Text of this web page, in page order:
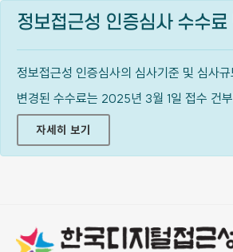
정보접근성 인증심사 수수료
정보접근성 인증심사의 심사기준 및 심사
변경된 수수료는 2025년 3월 1일 접수 건
자세히 보기